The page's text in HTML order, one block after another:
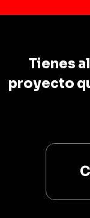
Tienes
proyecto